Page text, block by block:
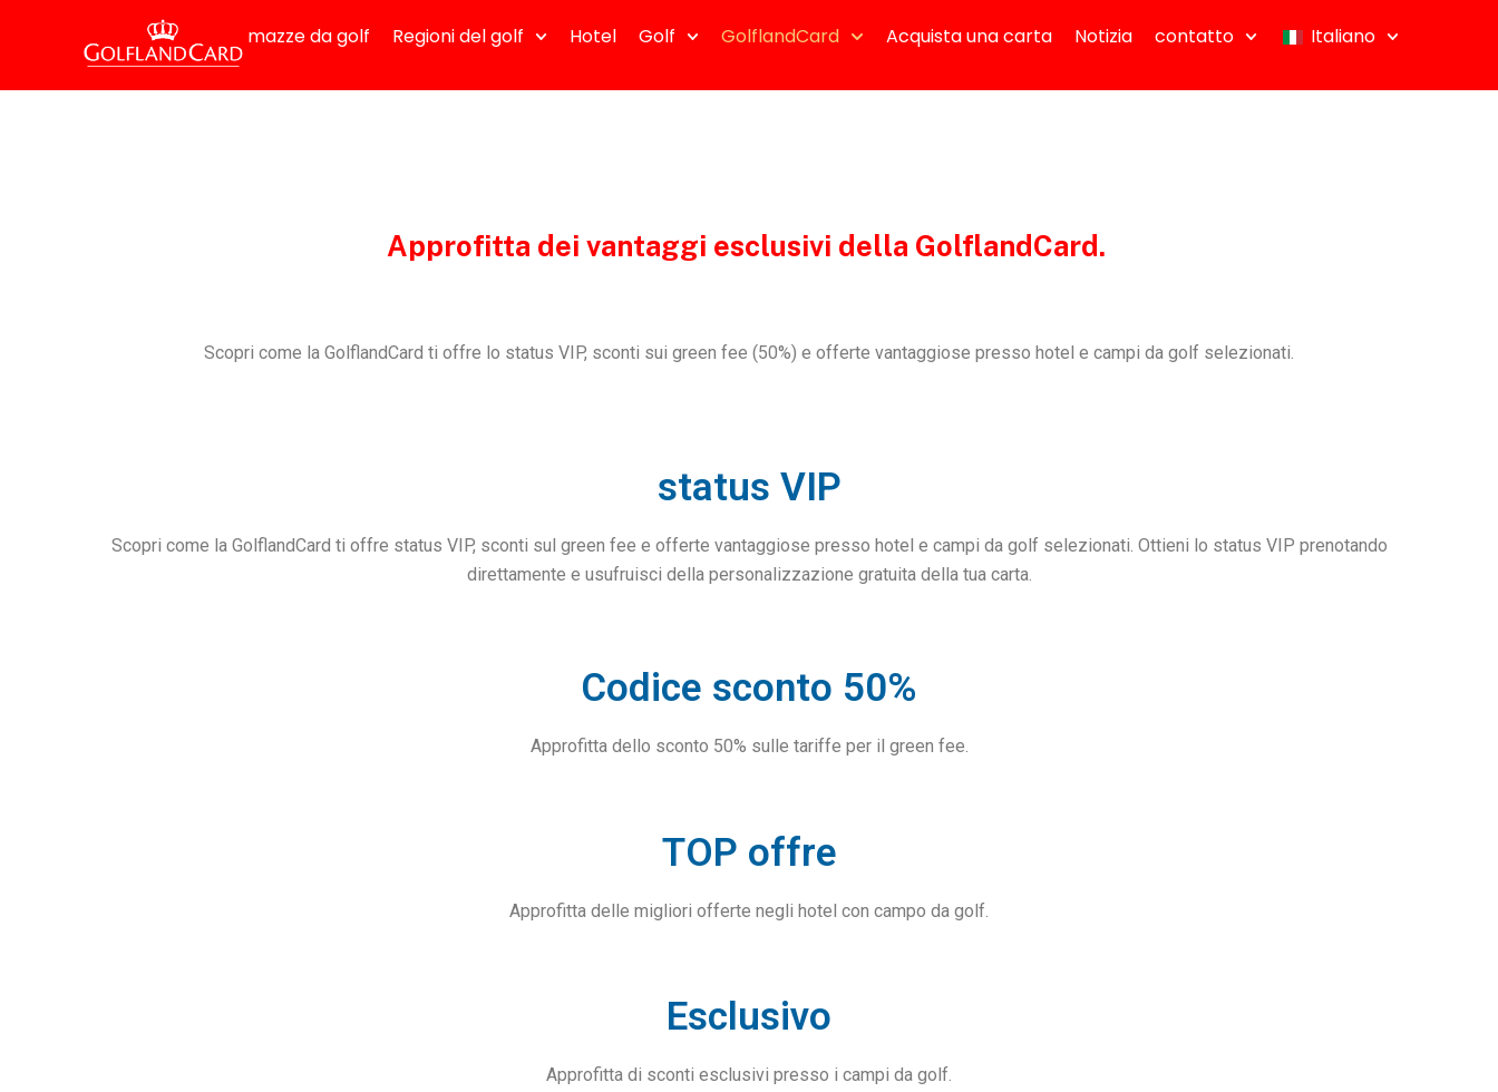
mazze da golf Regioni del golf Hotel Golf GolflandCard Acquista una carta Notizia contatto Italiano
Approfitta dei vantaggi esclusivi della GolflandCard.
Scopri come la GolflandCard ti offre lo status VIP, sconti sui green fee (50%) e offerte vantaggiose presso hotel e campi da golf selezionati.
status VIP
Scopri come la GolflandCard ti offre status VIP, sconti sul green fee e offerte vantaggiose presso hotel e campi da golf selezionati. Ottieni lo status VIP prenotando
direttamente e usufruisci della personalizzazione gratuita della tua carta.
Codice sconto 50%
Approfitta dello sconto 50% sulle tariffe per il green fee.
TOP offre
Approfitta delle migliori offerte negli hotel con campo da golf.
Esclusivo
Approfitta di sconti esclusivi presso i campi da golf.